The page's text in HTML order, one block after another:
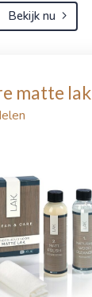
Bekijk nu
matte lak